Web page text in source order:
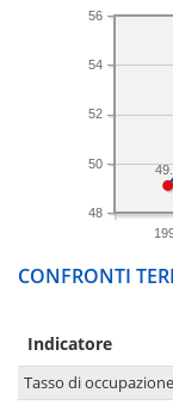
48
50
52
54
56
CONFRONTI
Indicatore
Tasso di